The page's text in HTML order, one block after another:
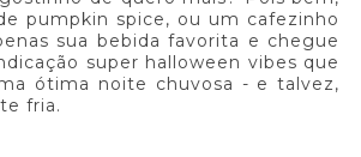
pumpkin spice, ou um cafezinho
sua bebida favorita e chegue
super halloween vibes que
ótima noite chuvosa - e talvez,
fria.